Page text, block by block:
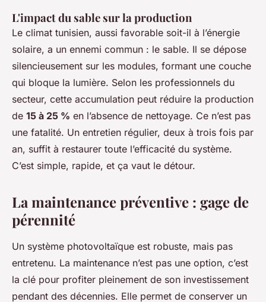
L'impact du sable sur la production
Le climat tunisien, aussi favorable soit-il à l’énergie
solaire, a un ennemi commun : le sable. Il se dépose
silencieusement sur les modules, formant une couche
qui bloque la lumière. Selon les professionnels du
secteur, cette accumulation peut réduire la production
de 15 à 25 % en l’absence de nettoyage. Ce n’est pas
une fatalité. Un entretien régulier, deux à trois fois par
an, suffit à restaurer toute l’efficacité du système.
C’est simple, rapide, et ça vaut le détour.
La maintenance préventive : gage de
pérennité
Un système photovoltaïque est robuste, mais pas
entretenu. La maintenance n’est pas une option, c’est
la clé pour profiter pleinement de son investissement
pendant des décennies. Elle permet de conserver un